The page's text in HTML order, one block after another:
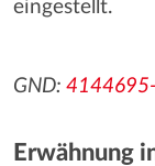
eingestellt.
GND:
Erwähnung